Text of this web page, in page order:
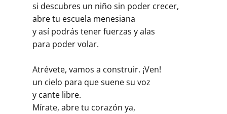
si descubres un niño sin poder crecer,
abre tu escuela menesiana
y así podrás tener fuerzas y alas
para poder volar.
Atrévete, vamos a construir. ¡Ven!
un cielo para que suene su voz
y cante libre.
Mírate, abre tu corazón ya,